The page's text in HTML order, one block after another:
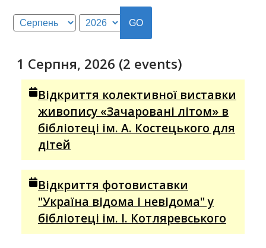
Month
Year
1 Серпня, 2026 (2 events)
Відкриття колективної виставки
живопису «Зачаровані літом» в
бібліотеці ім. А. Костецького для
дітей
Відкриття фотовиставки
"Україна відома і невідома" у
бібліотеці ім. І. Котляревського